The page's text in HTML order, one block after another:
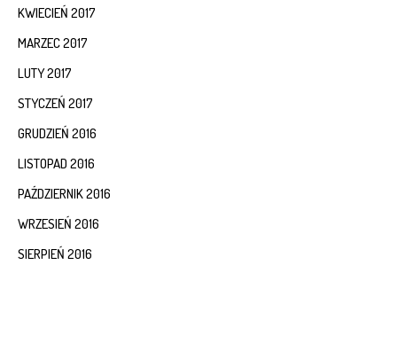
KWIECIEŃ 2017
MARZEC 2017
LUTY 2017
STYCZEŃ 2017
GRUDZIEŃ 2016
LISTOPAD 2016
PAŹDZIERNIK 2016
WRZESIEŃ 2016
SIERPIEŃ 2016